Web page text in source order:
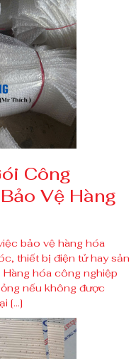
Công
Vệ Hàng
bảo vệ hàng hóa
thiết bị điện tử hay sản
hóa công nghiệp
nếu không được
[…]